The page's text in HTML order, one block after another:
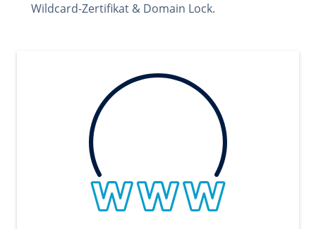
Wildcard-Zertifikat & Domain Lock.